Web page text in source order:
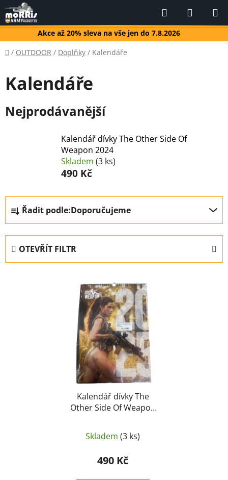
Přejít
na
obsah
Akce až 20% sleva na vše jen do 7.8.2026
Hledat
KOŠÍK
Domů
/ OUTDOOR / Doplňky / Kalendáře
Kalendáře
Nejprodávanější
Kalendář dívky The Other Side Of
Weapon 2024
Skladem (3 ks)
490 Kč
Ř
a
z
n
í
Řadit podle:Doporučujeme
OTEVŘÍT FILTR
Kalendář dívky The
Other Side Of Weapon
Skladem (3 ks)
490 Kč